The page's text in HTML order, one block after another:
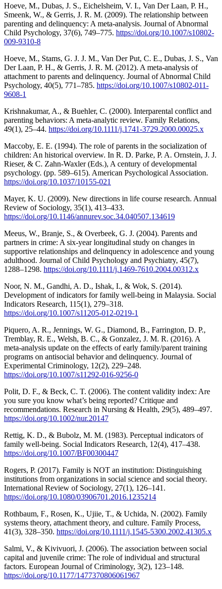
Hoeve, M., Dubas, J. S., Eichelsheim, V. I., Van Der Laan, P. H.,
Smeenk, W., & Gerris, J. R. M. (2009). The relationship between
parenting and delinquency: A meta-analysis. Journal of Abnormal
Child Psychology, 37(6), 749–775. https://doi.org/10.1007/s10802-
009-9310-8
Hoeve, M., Stams, G. J. J. M., Van Der Put, C. E., Dubas, J. S., Van
Der Laan, P. H., & Gerris, J. R. M. (2012). A meta-analysis of
attachment to parents and delinquency. Journal of Abnormal Child
Psychology, 40(5), 771–785. https://doi.org/10.1007/s10802-011-
9608-1
Krishnakumar, A., & Buehler, C. (2000). Interparental conflict and
parenting behaviors: A meta-analytic review. Family Relations,
49(1), 25–44. https://doi.org/10.1111/j.1741-3729.2000.00025.x
Maccoby, E. E. (1994). The role of parents in the socialization of
children: An historical overview. In R. D. Parke, P. A. Ornstein, J. J.
Rieser, & C. Zahn-Waxler (Eds.), A century of developmental
psychology. (pp. 589–615). American Psychological Association.
https://doi.org/10.1037/10155-021
Mayer, K. U. (2009). New directions in life course research. Annual
Review of Sociology, 35(1), 413–433.
https://doi.org/10.1146/annurev.soc.34.040507.134619
Meeus, W., Branje, S., & Overbeek, G. J. (2004). Parents and
partners in crime: A six-year longitudinal study on changes in
supportive relationships and delinquency in adolescence and young
adulthood. Journal of Child Psychology and Psychiatry, 45(7),
1288–1298. https://doi.org/10.1111/j.1469-7610.2004.00312.x
Noor, N. M., Gandhi, A. D., Ishak, I., & Wok, S. (2014).
Development of indicators for family well-being in Malaysia. Social
Indicators Research, 115(1), 279–318.
https://doi.org/10.1007/s11205-012-0219-1
Piquero, A. R., Jennings, W. G., Diamond, B., Farrington, D. P.,
Tremblay, R. E., Welsh, B. C., & Gonzalez, J. M. R. (2016). A
meta-analysis update on the effects of early family/parent training
programs on antisocial behavior and delinquency. Journal of
Experimental Criminology, 12(2), 229–248.
https://doi.org/10.1007/s11292-016-9256-0
Polit, D. F., & Beck, C. T. (2006). The content validity index: Are
you sure you know what’s being reported? Critique and
recommendations. Research in Nursing & Health, 29(5), 489–497.
https://doi.org/10.1002/nur.20147
Rettig, K. D., & Bubolz, M. M. (1983). Perceptual indicators of
family well-being. Social Indicators Research, 12(4), 417–438.
https://doi.org/10.1007/BF00300447
Rogers, P. (2017). Family is NOT an institution: Distinguishing
institutions from organizations in social science and social theory.
International Review of Sociology, 27(1), 126–141.
https://doi.org/10.1080/03906701.2016.1235214
Rothbaum, F., Rosen, K., Ujiie, T., & Uchida, N. (2002). Family
systems theory, attachment theory, and culture. Family Process,
41(3), 328–350. https://doi.org/10.1111/j.1545-5300.2002.41305.x
Salmi, V., & Kivivuori, J. (2006). The association between social
capital and juvenile crime: The role of individual and structural
factors. European Journal of Criminology, 3(2), 123–148.
https://doi.org/10.1177/1477370806061967